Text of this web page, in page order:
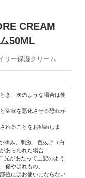
CREAM
50ML
リー保湿クリーム
き、次のような場合は使
症状を悪化させる恐れが
れることをお勧めしま
ゆみ、刺激、色抜け（白
あらわれた場合
光があたって上記のよう
傷やはれもの、
位にはお使いにならない